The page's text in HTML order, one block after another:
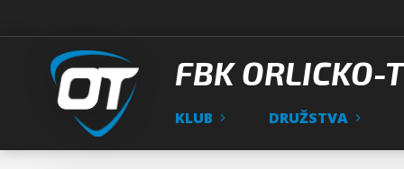
FBK ORLICKO-
KLUB DRUŽSTVA